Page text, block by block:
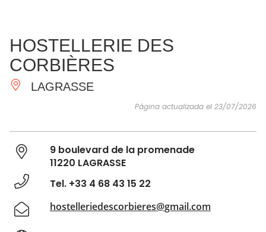
IMPRESCINDIBLES
HACER
INSPIRACIONES
HOSTELLERIE DES
CORBIÈRES
LAGRASSE
Página actualizada el 23/07/2026
9 boulevard de la promenade
11220 LAGRASSE
Tel. +33 4 68 43 15 22
hostelleriedescorbieres@gmail.com